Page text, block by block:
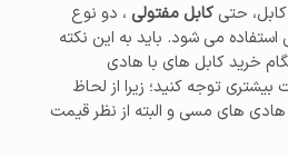
حتی کابل مفتولی ، دو نوع
می شود. باید به این نکته
خرید کابل های با هادی
بیشتری توجه کنید؛ زیرا از لحاظ
های مسی و البته از نظر قیمت